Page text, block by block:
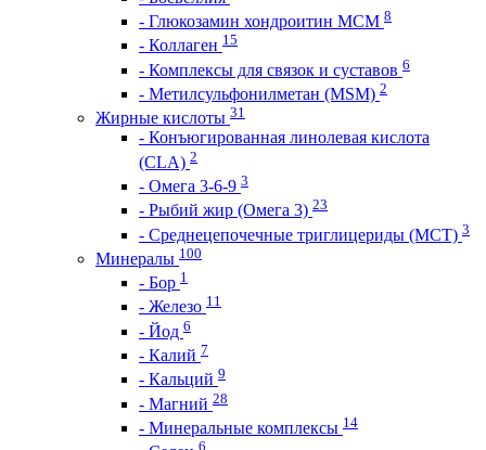
- Глюкозамин хондроитин МСМ 8
- Коллаген 15
- Комплексы для связок и суставов 6
- Метилсульфонилметан (MSM) 2
Жирные кислоты 31
- Конъюгированная линолевая кислота
(CLA) 2
- Омега 3-6-9 3
- Рыбий жир (Омега 3) 23
- Среднецепочечные триглицериды (MCT) 3
Минералы 100
- Бор 1
- Железо 11
- Йод 6
- Калий 7
- Кальций 9
- Магний 28
- Минеральные комплексы 14
6